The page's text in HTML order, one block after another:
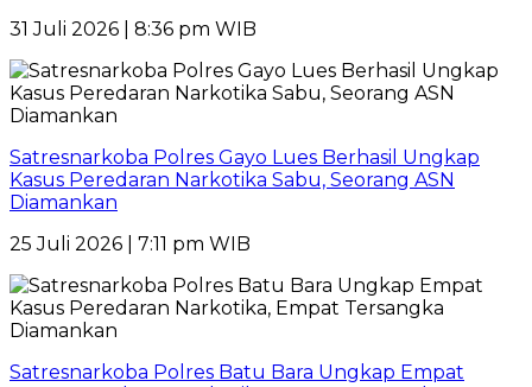
31 Juli 2026 | 8:36 pm WIB
Satresnarkoba Polres Gayo Lues Berhasil Ungkap
Kasus Peredaran Narkotika Sabu, Seorang ASN
Diamankan
25 Juli 2026 | 7:11 pm WIB
Satresnarkoba Polres Batu Bara Ungkap Empat